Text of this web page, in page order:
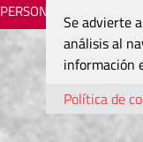
PERSONAJES
Se advierte
análisis al
información
Política de